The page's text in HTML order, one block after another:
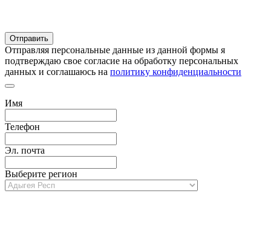
Отправляя персональные данные из данной формы я
подтверждаю свое согласие на обработку персональных
данных и соглашаюсь на политику конфиденциальности
Имя
Телефон
Эл. почта
Выберите регион